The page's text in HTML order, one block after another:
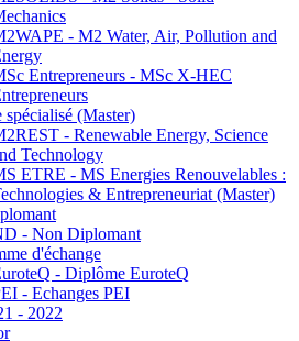
- M2 Water, Air, Pollution and
Entrepreneurs - MSc X-HEC
spécialisé (Master)
- Renewable Energy, Science
Technology
ETRE - MS Energies Renouvelables :
& Entrepreneuriat (Master)
- Non Diplomant
d'échange
- Diplôme EuroteQ
- Echanges PEI
- 2022